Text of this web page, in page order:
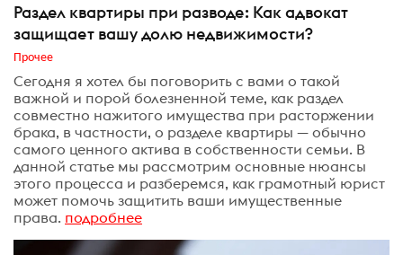
Раздел квартиры при разводе: Как адвокат
защищает вашу долю недвижимости?
Прочее
Сегодня я хотел бы поговорить с вами о такой
важной и порой болезненной теме, как раздел
совместно нажитого имущества при расторжении
брака, в частности, о разделе квартиры — обычно
самого ценного актива в собственности семьи. В
данной статье мы рассмотрим основные нюансы
этого процесса и разберемся, как грамотный юрист
может помочь защитить ваши имущественные
права. подробнее